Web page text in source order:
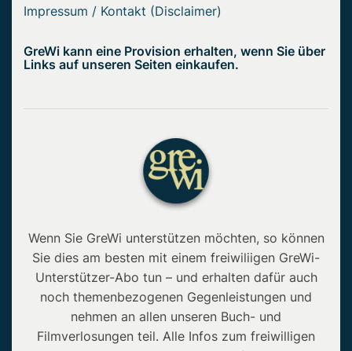
Impressum / Kontakt (Disclaimer)
GreWi kann eine Provision erhalten, wenn Sie über
Links auf unseren Seiten einkaufen.
Wenn Sie GreWi unterstützen möchten, so können
Sie dies am besten mit einem freiwiliigen GreWi-
Unterstützer-Abo tun – und erhalten dafür auch
noch themenbezogenen Gegenleistungen und
nehmen an allen unseren Buch- und
Filmverlosungen teil. Alle Infos zum freiwilligen